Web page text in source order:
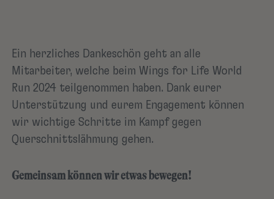
Ein herzliches Dankeschön geht an alle
Mitarbeiter, welche beim Wings for Life World
Run 2024 teilgenommen haben. Dank eurer
Unterstützung und eurem Engagement können
wir wichtige Schritte im Kampf gegen
Querschnittslähmung gehen.
Gemeinsam können wir etwas bewegen!